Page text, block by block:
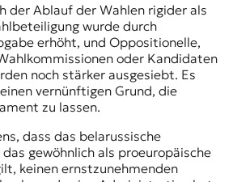
der Ablauf der Wahlen rigider als
wurde durch
erhöht, und Oppositionelle,
oder Kandidaten
noch stärker ausgesiebt. Es
vernünftigen Grund, die
zu lassen.
dass das belarussische
gewöhnlich als proeuropäische
keinen ernstzunehmenden